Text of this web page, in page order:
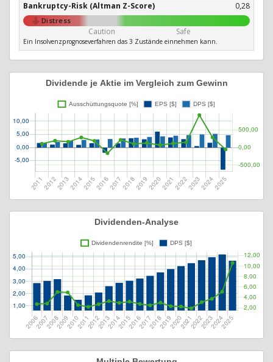
Bankruptcy-Risk (Altman Z-Score) 0,28
Distress
Caution Safe
Ein Insolvenzprognoseverfahren das 3 Zustände einnehmen kann.